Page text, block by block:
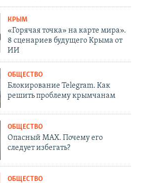
КРЫМ
«Горячая точка» на карте мира».
8 сценариев будущего Крыма от
ИИ
ОБЩЕСТВО
Блокирование Telegram. Как
решить проблему крымчанам
ОБЩЕСТВО
Опасный MAX. Почему его
следует избегать?
ОБЩЕСТВО